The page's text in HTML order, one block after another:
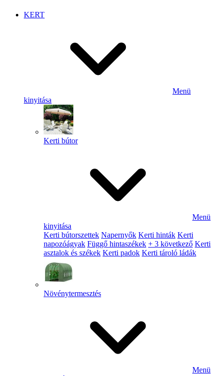
KERT
Menü
kinyitása
Kerti bútor
Menü
kinyitása
Kerti bútorszettek Napernyők Kerti hinták Kerti
napozóágyak Függő hintaszékek + 3 következő Kerti
asztalok és székek Kerti padok Kerti tároló ládák
Növénytermesztés
Menü